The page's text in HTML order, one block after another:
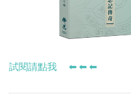
試閱請點我 ⬅ ⬅ ⬅